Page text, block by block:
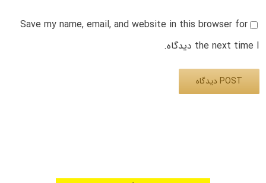
Save my name, email, and website in this browser for
the next time I دیدگاه.